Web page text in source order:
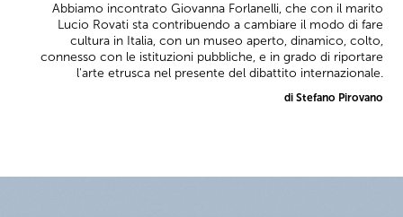
Abbiamo incontrato Giovanna Forlanelli, che con il marito
Lucio Rovati sta contribuendo a cambiare il modo di fare
cultura in Italia, con un museo aperto, dinamico, colto,
connesso con le istituzioni pubbliche, e in grado di riportare
l'arte etrusca nel presente del dibattito internazionale.
di Stefano Pirovano